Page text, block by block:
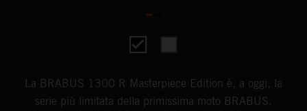
La BRABUS 1300 R Masterpiece Edition è, a oggi, la
serie più limitata della primissima moto BRABUS.